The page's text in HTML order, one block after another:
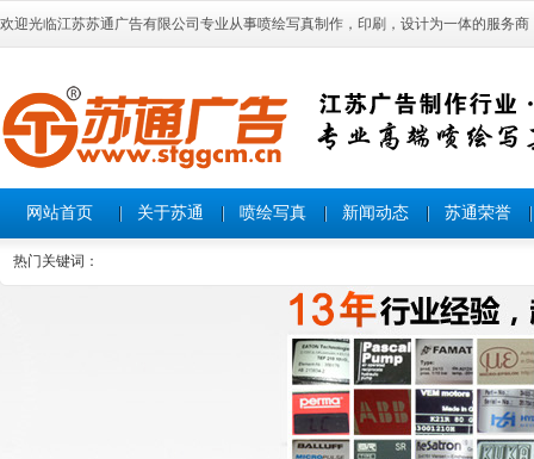
欢迎光临江苏苏通广告有限公司专业从事喷绘写真制作，印刷，设计为一体的服务商
网站首页 关于苏通 喷绘写真 新闻动态 苏通荣誉
热门关键词：